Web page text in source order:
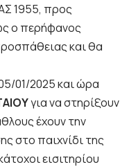
1955, προς
ο περήφανος
και θα
01/2025 και ώρα
για να στηρίξουν
έχουν την
στο παιχνίδι της
εισιτηρίου